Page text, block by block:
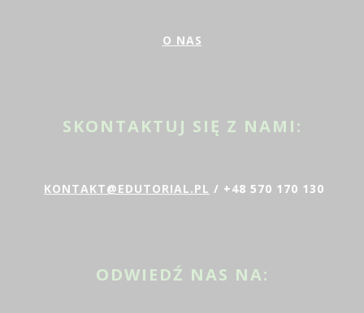
O NAS
SKONTAKTUJ SIĘ Z NAMI:
KONTAKT@EDUTORIAL.PL / +48 570 170 130
ODWIEDŹ NAS NA: